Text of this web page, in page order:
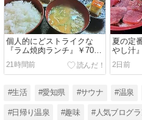
個人的にどストライクな
『ラム焼肉ランチ』￥700
円。飯田市『つけぎや』
21時間前
夏の定
やし汁
だく。
号飯田
2日前
#生活 #愛知県 #サウナ #温泉
#日帰り温泉 #趣味 #人気ブログ